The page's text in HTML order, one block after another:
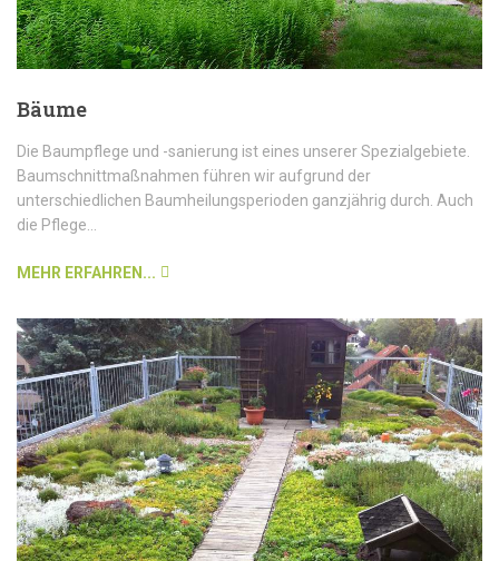
Bäume
Die Baumpflege und -sanierung ist eines unserer Spezialgebiete.
Baumschnittmaßnahmen führen wir aufgrund der
unterschiedlichen Baumheilungsperioden ganzjährig durch. Auch
die Pflege...
MEHR ERFAHREN...